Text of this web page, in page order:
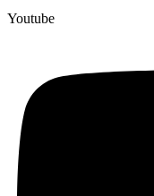
Youtube